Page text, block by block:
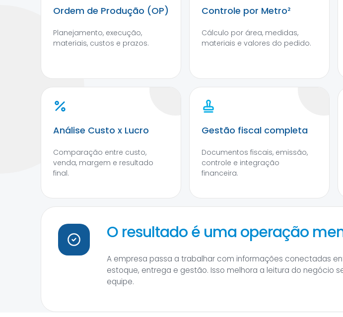
Ordem de Produção (OP)
Planejamento, execução,
materiais, custos e prazos.
Controle por Metro²
Cálculo por área, medidas,
materiais e valores do pedido.
Análise Custo x Lucro
Comparação entre custo,
venda, margem e resultado
final.
Gestão fiscal completa
Documentos fiscais, emissão,
controle e integração
financeira.
O resultado é uma operação
A empresa passa a trabalhar com informações conectadas
estoque, entrega e gestão. Isso melhora a leitura do negócio
equipe.